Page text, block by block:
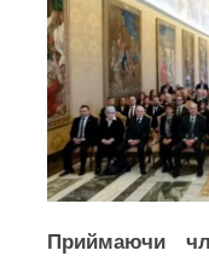
Приймаючи